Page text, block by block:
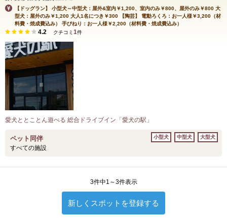
【ドッグラン】 小型犬～中型犬：屋外&室内￥1,200、室内のみ￥800、屋外のみ￥800 大
型犬：屋外のみ￥1,200 大人1名につき￥300 【陶芸】 電動ろくろ：お一人様￥3,200（材
料費・焼成費込み） 手びねり：お一人様￥2,200（材料費・焼成費込み）
4.2 クチコミ 1件
愛犬ととことん遊べる 総合ドライブイン「愛犬の駅」
ペット同伴
すべての施設
小型犬 中型犬 大型犬
3件中1～3件表示
新しくスポットを登録する